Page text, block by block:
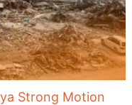
Strong Motion